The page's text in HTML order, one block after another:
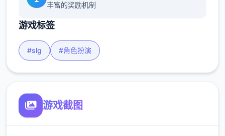
丰富的奖励机制
游戏标签
#slg #角色扮演
游戏截图